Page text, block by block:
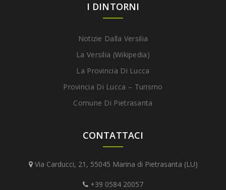
I DINTORNI
Notizie Dalla Versilia
La Versilia (Wikipedia)
La Provincia Di Lucca
Provincia Di Lucca – Turismo
Comune Di Pietrasanta
CONTATTACI
Via Carducci, 21, 55045 Marina di Pietrasanta (LU)
+39 0584 20057